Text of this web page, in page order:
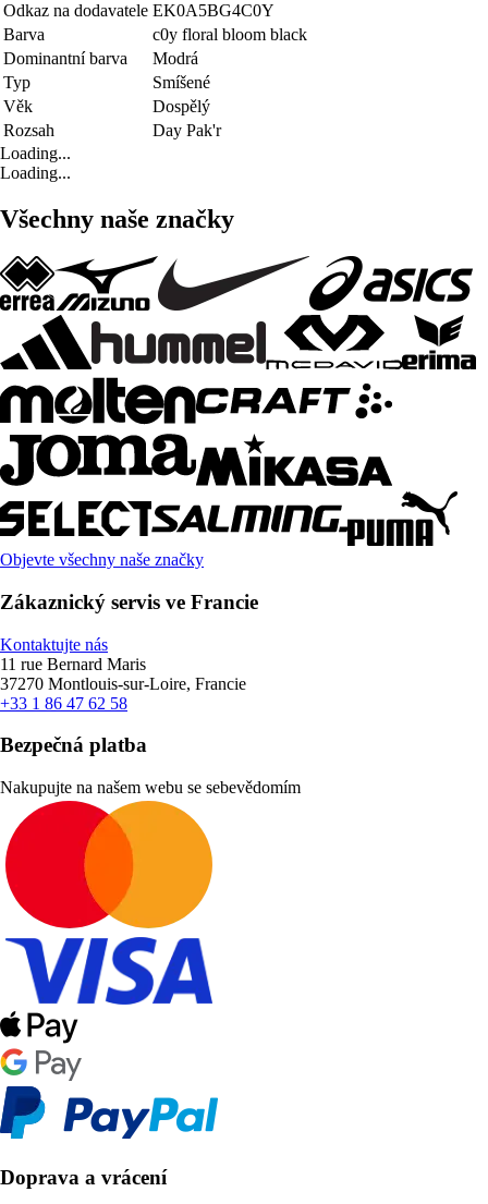
Odkaz na dodavatele EK0A5BG4C0Y
Barva
c0y floral bloom black
Dominantní barva
Modrá
Typ
Smíšené
Věk
Dospělý
Rozsah
Day Pak'r
Loading...
Loading...
Všechny naše značky
Objevte všechny naše značky
Zákaznický servis ve Francie
Kontaktujte nás
11 rue Bernard Maris
37270 Montlouis-sur-Loire, Francie
+33 1 86 47 62 58
Bezpečná platba
Nakupujte na našem webu se sebevědomím
Doprava a vrácení